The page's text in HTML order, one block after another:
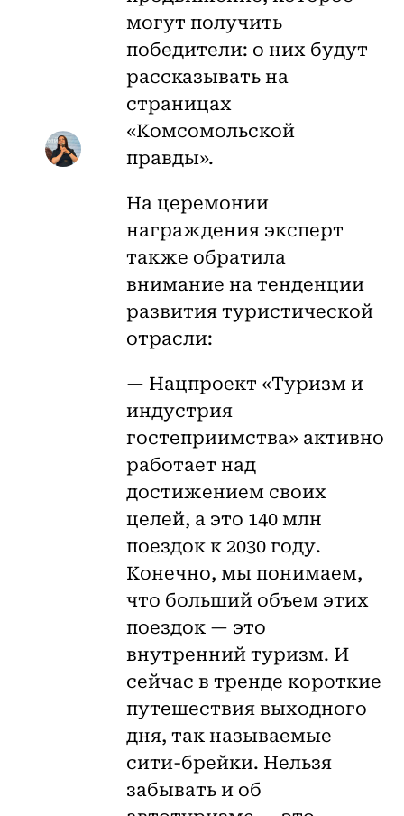
могут получить
победители: о них будут
рассказывать на
страницах
«Комсомольской
правды».
На церемонии
награждения эксперт
также обратила
внимание на тенденции
развития туристической
отрасли:
— Нацпроект «Туризм и
индустрия
гостеприимства» активно
работает над
достижением своих
целей, а это 140 млн
поездок к 2030 году.
Конечно, мы понимаем,
что больший объем этих
поездок — это
внутренний туризм. И
сейчас в тренде короткие
путешествия выходного
дня, так называемые
сити-брейки. Нельзя
забывать и об